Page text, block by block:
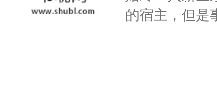
神偏执：不许
一个权力滔天
右男主又报复
的宿主，但